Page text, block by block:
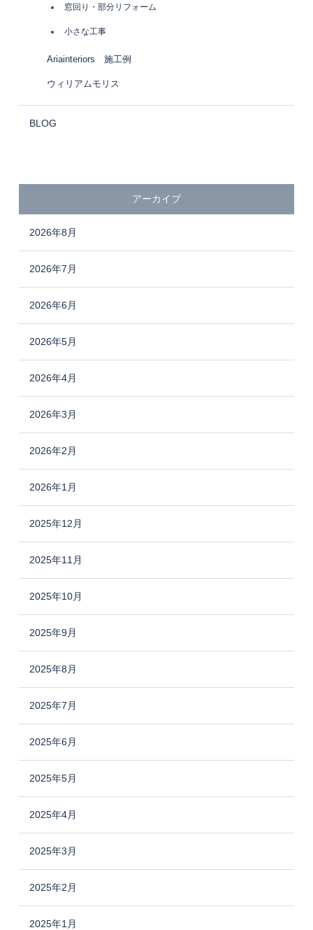
窓回り・部分リフォーム
小さな工事
Ariainteriors 施工例
ウィリアムモリス
BLOG
アーカイブ
2026年8月
2026年7月
2026年6月
2026年5月
2026年4月
2026年3月
2026年2月
2026年1月
2025年12月
2025年11月
2025年10月
2025年9月
2025年8月
2025年7月
2025年6月
2025年5月
2025年4月
2025年3月
2025年2月
2025年1月